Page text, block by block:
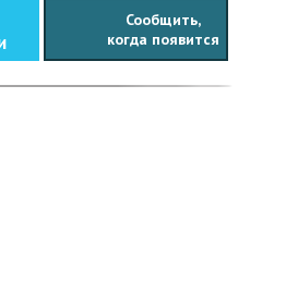
Сообщить,
когда появится